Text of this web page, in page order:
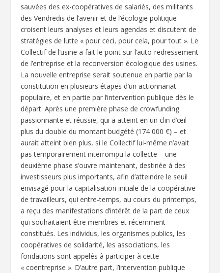
sauvées des ex-coopératives de salariés, des militants
des Vendredis de l’avenir et de l’écologie politique
croisent leurs analyses et leurs agendas et discutent de
stratégies de lutte « pour ceci, pour cela, pour tout ». Le
Collectif de l’usine a fait le point sur l’auto-redressement
de l’entreprise et la reconversion écologique des usines.
La nouvelle entreprise serait soutenue en partie par la
constitution en plusieurs étapes d’un actionnariat
populaire, et en partie par l’intervention publique dès le
départ. Après une première phase de crowfunding
passionnante et réussie, qui a atteint en un clin d’œil
plus du double du montant budgété (174 000 €) – et
aurait atteint bien plus, si le Collectif lui-même n’avait
pas temporairement interrompu la collecte – une
deuxième phase s’ouvre maintenant, destinée à des
investisseurs plus importants, afin d’atteindre le seuil
envisagé pour la capitalisation initiale de la coopérative
de travailleurs, qui entre-temps, au cours du printemps,
a reçu des manifestations d’intérêt de la part de ceux
qui souhaitaient être membres et récemment
constitués. Les individus, les organismes publics, les
coopératives de solidarité, les associations, les
fondations sont appelés à participer à cette
« coentreprise ». D’autre part, l’intervention publique